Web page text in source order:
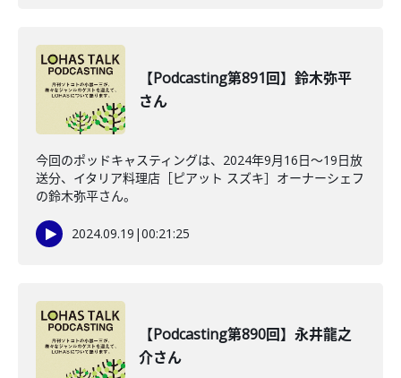
【Podcasting第891回】鈴木弥平
さん
今回のポッドキャスティングは、2024年9月16日〜19日放
送分、イタリア料理店［ピアット スズキ］オーナーシェフ
の鈴木弥平さん。
2024.09.19 |00:21:25
【Podcasting第890回】永井龍之
介さん